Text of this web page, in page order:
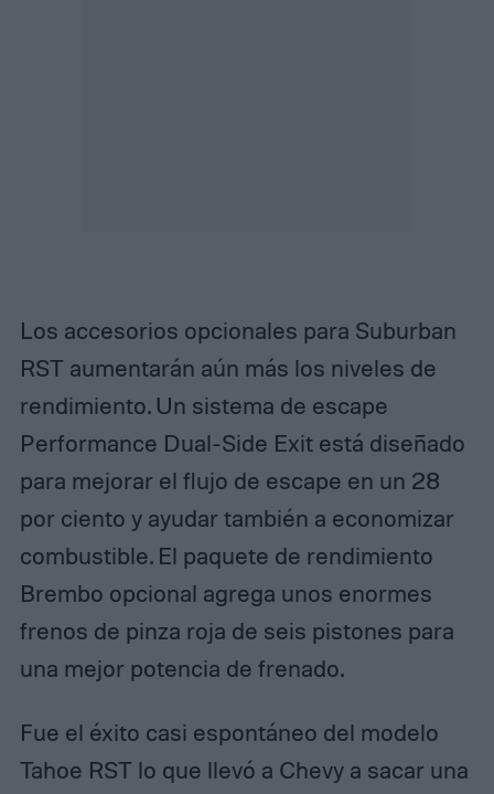
Los accesorios opcionales para Suburban
RST aumentarán aún más los niveles de
rendimiento. Un sistema de escape
Performance Dual-Side Exit está diseñado
para mejorar el flujo de escape en un 28
por ciento y ayudar también a economizar
combustible. El paquete de rendimiento
Brembo opcional agrega unos enormes
frenos de pinza roja de seis pistones para
una mejor potencia de frenado.
Fue el éxito casi espontáneo del modelo
Tahoe RST lo que llevó a Chevy a sacar una